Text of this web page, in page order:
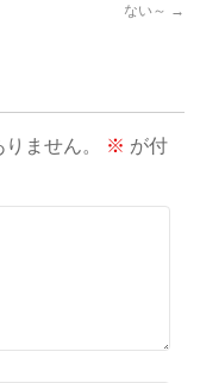
ない～ →
ません。 ※ が付